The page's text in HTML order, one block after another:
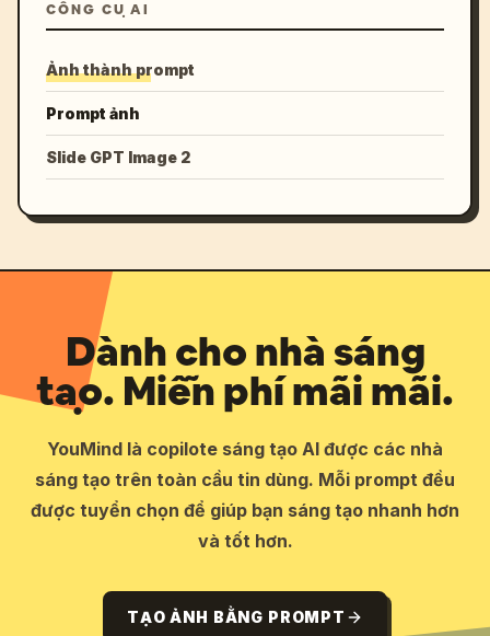
CÔNG CỤ AI
Ảnh thành prompt
Prompt ảnh
Slide GPT Image 2
Dành cho nhà sáng
tạo. Miễn phí mãi mãi.
YouMind là copilote sáng tạo AI được các nhà
sáng tạo trên toàn cầu tin dùng. Mỗi prompt đều
được tuyển chọn để giúp bạn sáng tạo nhanh hơn
và tốt hơn.
TẠO ẢNH BẰNG PROMPT